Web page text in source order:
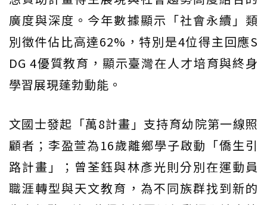
廣度與深度。今年數據顯示「社會永續」類
別徵件佔比高達62%，特別是4位得主回應S
DG 4優質教育，顯示臺灣在人才培育與終身
學習展現蓬勃動能。
文國士發起「萬8計畫」支持育幼院第一線照
顧者；李盈萱為16歲離鄉學子啟動「僑生引
路計畫」；曾荃鈺與林彥光則分別在運動員
職涯轉型與天文教育，為不同族群找到新的